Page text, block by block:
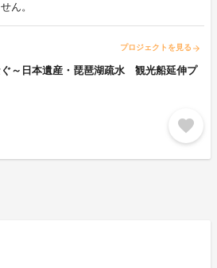
ん。
プロジェクトを見る arrow_forward
～日本遺産・琵琶湖疏水 観光船延伸プ
favorite